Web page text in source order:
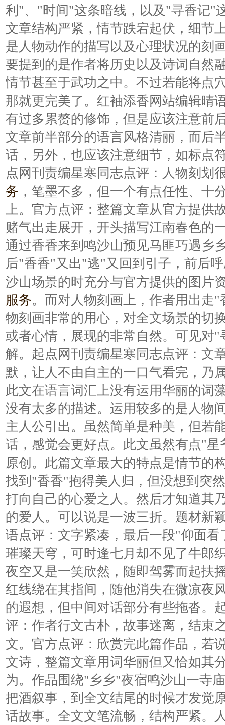
利"、"时间"这条暗线，以及"寻香记"
文章结构严紧，情节跌宕起伏，细节
是人物动作的描写以及心理状况的刻
要提到的是作者将历史以及诗词自然
情节甚至于武功之中。不过若能将点
那就更完美了。红袖添香网站编辑晴
有过多累赘的修饰，但是应该注意前
文章前半部分的语言风格清丽，而后
话，另外，也应该注意细节，如标点
点网刊责编星寒同志点评：人物刻划
务 ，笔墨不多，但一个有点任性、十
上。官方点评：整篇文章从官方提供
赌气出走展开，开头描写江南春色的
通过香香来到鸣沙山预见马匪巧遇乡
后"香香"又出"逃"又回到引子，前后
沙山场景的时充分与官方提供的图片
服务。而对人物刻画上，作者用出走
物刻画非常的用心，对全文场景的切
或者心情，展现的非常自然。可见对
解。起点网刊责编星寒同志点评：文
默，让人不由自主的一口气看完，乃
此文在语言词汇上没有运用华丽的词
没有太多的描述。运用较多的是人物
主人公引出。虽然简单是种美，但若
话，感觉会更好点。此文虽然有点"
原创。此篇文章最大的特点是情节的
找到"香香"抱得美人归，但没想到突
打向自己的心爱之人。然后才知道其
的爱人。可以说是一波三折。题材新
语点评：文字紧凑，最后一段"仰面
璀璨天穹，可时逢七月却不见了牛
夜空又是一笑欣然，随即驾雾而起扶
红线绕在其指间，随他消失在微凉
的遐想，但中间对话部分有些拖沓。
评：作者行文古朴，故事迷离，结束
文。官方点评：欣赏完此篇作品，若
文诗，整篇文章用词华丽但又恰如其
为。作品围绕"乡乡"夜宿鸣沙山一寺
把酒叙事，到全文结尾的时候才发觉
话故事。全文文笔流畅，结构严紧。